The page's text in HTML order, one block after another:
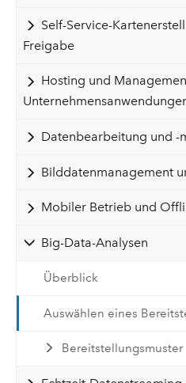
Self-Service-
Freigabe
Hosting und
Datenbearbeitung und -
Bilddatenmanagement
Mobiler Betrieb und
Big-Data-Analysen
Überblick
Auswählen eines
Bereitstellungsmuster